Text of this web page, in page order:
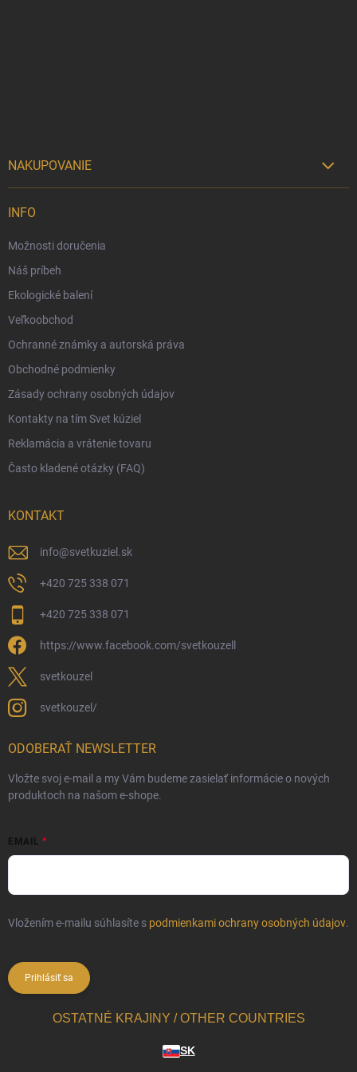
NAKUPOVANIE 
Darčekový radca 🎁
Moja objednávka
Reklamácia a vrátenie tovaru
Vernostný program
Veľkoobchod
Ekologické balenie objednávok
Obchodné podmienky
Zásady ochrany osobných údajov
INFO
Možnosti doručenia
Náš príbeh
Ekologické balení
Veľkoobchod
Ochranné známky a autorská práva
Obchodné podmienky
Zásady ochrany osobných údajov
Kontakty na tím Svet kúziel
Reklamácia a vrátenie tovaru
Často kladené otázky (FAQ)
KONTAKT
info@svetkuziel.sk
+420 725 338 071
+420 725 338 071
https://www.facebook.com/svetkouzell
svetkouzel
svetkouzel/
ODOBERAŤ NEWSLETTER
Vložte svoj e-mail a my Vám budeme zasielať informácie o nových
produktoch na našom e-shope.
EMAIL
Vložením e-mailu súhlasíte s podmienkami ochrany osobných údajov.
Prihlásiť sa
OSTATNÉ KRAJINY / OTHER COUNTRIES
SK